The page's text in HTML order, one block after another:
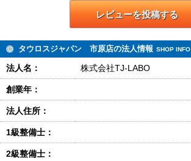
レビューを投稿する
タウロスジャパン 市原店の法人情報 SHOP INFO
法人名： 株式会社TJ-LABO
創業年：
法人住所：
1級整備士：
2級整備士：